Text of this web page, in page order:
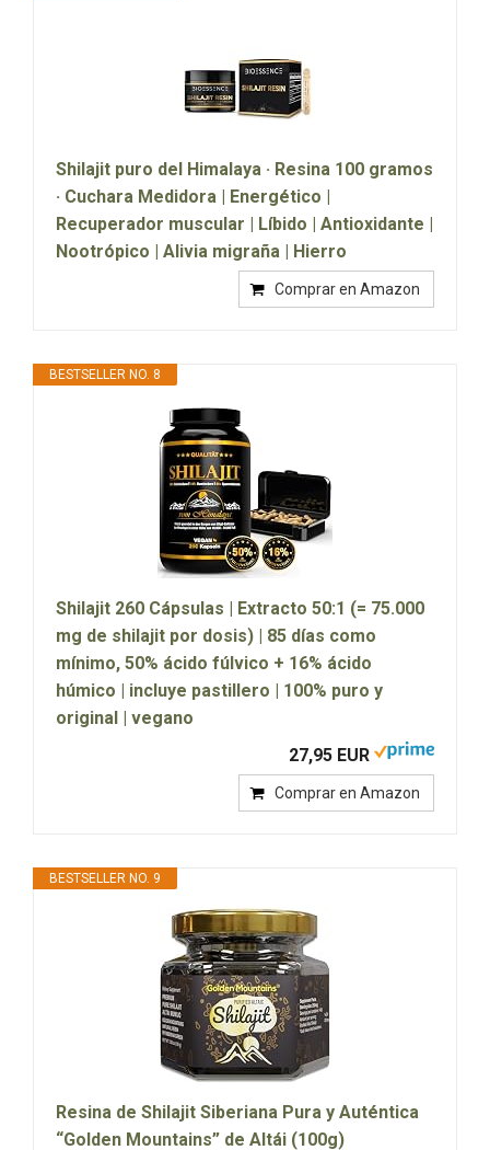
Shilajit puro del Himalaya · Resina 100 gramos
· Cuchara Medidora | Energético |
Recuperador muscular | Líbido | Antioxidante |
Nootrópico | Alivia migraña | Hierro
Comprar en Amazon
BESTSELLER NO. 8
Shilajit 260 Cápsulas | Extracto 50:1 (= 75.000
mg de shilajit por dosis) | 85 días como
mínimo, 50% ácido fúlvico + 16% ácido
húmico | incluye pastillero | 100% puro y
original | vegano
27,95 EUR
Comprar en Amazon
BESTSELLER NO. 9
Resina de Shilajit Siberiana Pura y Auténtica
“Golden Mountains” de Altái (100g)